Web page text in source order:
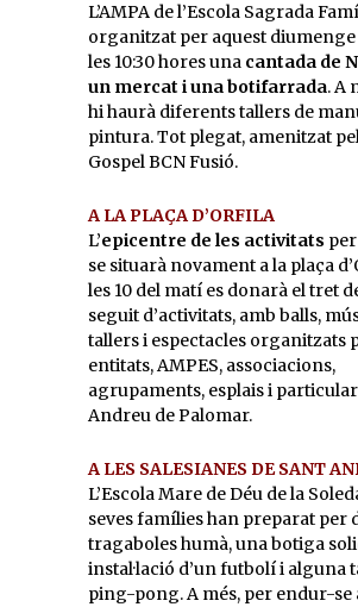
L’AMPA de l’Escola Sagrada
organitzat per aquest
les 10:30 hores una cantada de
un mercat i una botifarrada. A
hi haurà diferents tallers de
pintura. Tot plegat, amenitzat
Gospel BCN Fusió.
A LA PLAÇA D’ORFILA
L’epicentre de les activitats
se situarà novament a la plaça
les 10 del matí es donarà el tret
seguit d’activitats, amb balls,
tallers i espectacles organitzats
entitats, AMPES, associacions,
agrupaments, esplais i
Andreu de Palomar.
A LES SALESIANES DE SANT
L’Escola Mare de Déu de la
seves famílies han preparat per
tragaboles humà, una botiga
instal·lació d’un futbolí i alguna
ping-pong. A més, per endur-se